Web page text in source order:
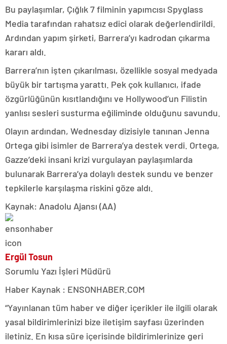
Bu paylaşımlar, Çığlık 7 filminin yapımcısı Spyglass
Media tarafından rahatsız edici olarak değerlendirildi.
Ardından yapım şirketi, Barrera’yı kadrodan çıkarma
kararı aldı.
Barrera’nın işten çıkarılması, özellikle sosyal medyada
büyük bir tartışma yarattı. Pek çok kullanıcı, ifade
özgürlüğünün kısıtlandığını ve Hollywood’un Filistin
yanlısı sesleri susturma eğiliminde olduğunu savundu.
Olayın ardından, Wednesday dizisiyle tanınan Jenna
Ortega gibi isimler de Barrera’ya destek verdi. Ortega,
Gazze’deki insani krizi vurgulayan paylaşımlarda
bulunarak Barrera’ya dolaylı destek sundu ve benzer
tepkilerle karşılaşma riskini göze aldı.
Kaynak: Anadolu Ajansı (AA)
Ergül Tosun
Sorumlu Yazı İşleri Müdürü
Haber Kaynak : ENSONHABER.COM
“Yayınlanan tüm haber ve diğer içerikler ile ilgili olarak
yasal bildirimlerinizi bize iletişim sayfası üzerinden
iletiniz. En kısa süre içerisinde bildirimlerinize geri